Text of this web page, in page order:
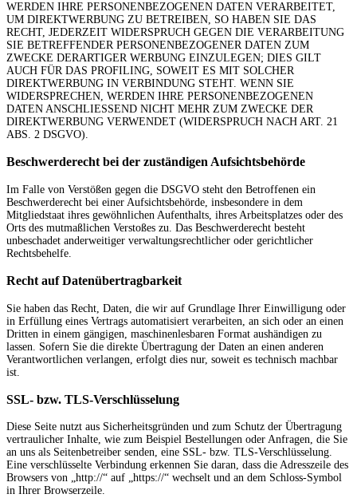
WERDEN IHRE PERSONENBEZOGENEN DATEN VERARBEITET,
UM DIREKTWERBUNG ZU BETREIBEN, SO HABEN SIE DAS
RECHT, JEDERZEIT WIDERSPRUCH GEGEN DIE VERARBEITUNG
SIE BETREFFENDER PERSONENBEZOGENER DATEN ZUM
ZWECKE DERARTIGER WERBUNG EINZULEGEN; DIES GILT
AUCH FÜR DAS PROFILING, SOWEIT ES MIT SOLCHER
DIREKTWERBUNG IN VERBINDUNG STEHT. WENN SIE
WIDERSPRECHEN, WERDEN IHRE PERSONENBEZOGENEN
DATEN ANSCHLIESSEND NICHT MEHR ZUM ZWECKE DER
DIREKTWERBUNG VERWENDET (WIDERSPRUCH NACH ART. 21
ABS. 2 DSGVO).
Beschwerde­recht bei der zuständigen Aufsichts­behörde
Im Falle von Verstößen gegen die DSGVO steht den Betroffenen ein
Beschwerderecht bei einer Aufsichtsbehörde, insbesondere in dem
Mitgliedstaat ihres gewöhnlichen Aufenthalts, ihres Arbeitsplatzes oder des
Orts des mutmaßlichen Verstoßes zu. Das Beschwerderecht besteht
unbeschadet anderweitiger verwaltungsrechtlicher oder gerichtlicher
Rechtsbehelfe.
Recht auf Daten­übertrag­barkeit
Sie haben das Recht, Daten, die wir auf Grundlage Ihrer Einwilligung oder
in Erfüllung eines Vertrags automatisiert verarbeiten, an sich oder an einen
Dritten in einem gängigen, maschinenlesbaren Format aushändigen zu
lassen. Sofern Sie die direkte Übertragung der Daten an einen anderen
Verantwortlichen verlangen, erfolgt dies nur, soweit es technisch machbar
ist.
SSL- bzw. TLS-Verschlüsselung
Diese Seite nutzt aus Sicherheitsgründen und zum Schutz der Übertragung
vertraulicher Inhalte, wie zum Beispiel Bestellungen oder Anfragen, die Sie
an uns als Seitenbetreiber senden, eine SSL- bzw. TLS-Verschlüsselung.
Eine verschlüsselte Verbindung erkennen Sie daran, dass die Adresszeile des
Browsers von „http://“ auf „https://“ wechselt und an dem Schloss-Symbol
in Ihrer Browserzeile.